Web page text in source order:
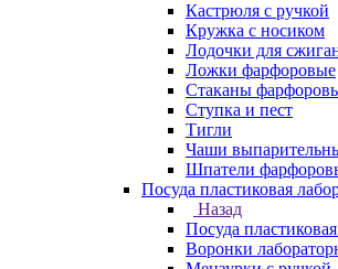
Кастрюля с ручкой
Кружка с носиком
Лодочки для
Ложки фарфоровые
Стаканы
Ступка и пест
Тигли
Чаши
Шпатели
Посуда пластиковая
Назад
Посуда
Воронки